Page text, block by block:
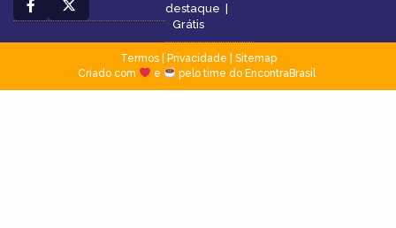
destaque |
Grátis
Termos| Privacidade
Sitemap
Criado com
e pelo time do EncontraBrasil